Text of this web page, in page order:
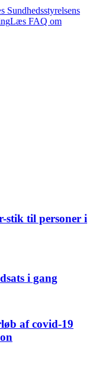
Sundhedsstyrelsens
Læs FAQ om
stik til personer i
i gang
af covid-19